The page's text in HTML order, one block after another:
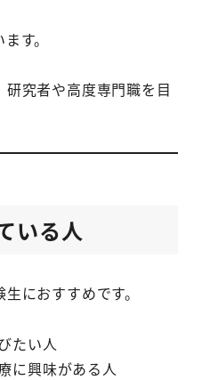
す。
究者や高度専門職を目
いる人
におすすめです。
たい人
に興味がある人